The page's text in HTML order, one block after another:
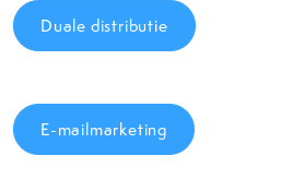
Duale distributie
E-mailmarketing